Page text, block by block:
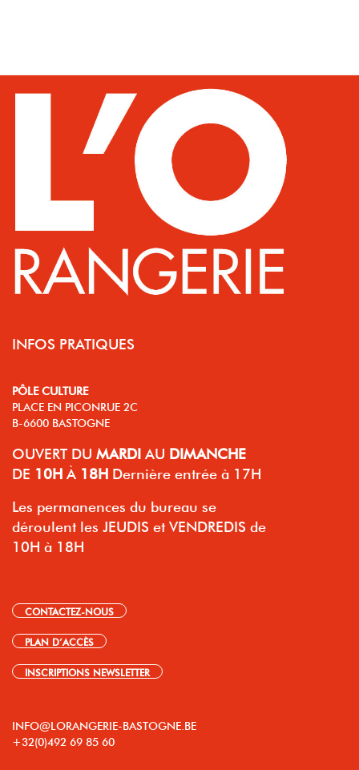
INFOS PRATIQUES
PÔLE CULTURE
PLACE EN PICONRUE 2C
B-6600 BASTOGNE
OUVERT DU MARDI AU DIMANCHE
DE 10H À 18H Dernière entrée à 17H
Les permanences du bureau se
déroulent les JEUDIS et VENDREDIS de
10H à 18H
CONTACTEZ-NOUS
PLAN D’ACCÈS
INSCRIPTIONS NEWSLETTER
INFO@LORANGERIE-BASTOGNE.BE
+32(0)492 69 85 60